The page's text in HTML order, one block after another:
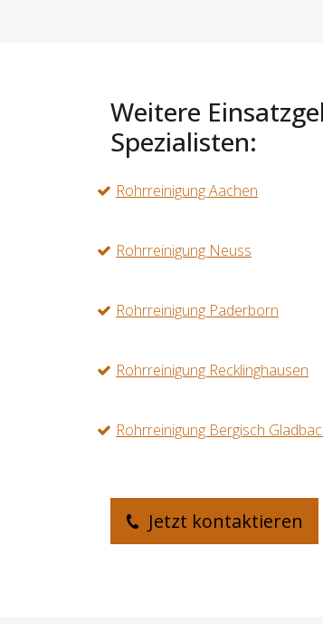
Weitere
Spezialisten:
Rohrreinigung Aachen
Rohrreinigung Neuss
Rohrreinigung Paderborn
Rohrreinigung Recklinghausen
Rohrreinigung Bergisch
Jetzt kontaktieren